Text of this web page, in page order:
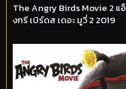
The Angry Birds Movie 2 แอ็
งกรี เบิร์ดส เดอะ มูวี่ 2 2019